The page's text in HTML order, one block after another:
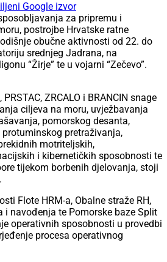
Google izvor
za pripremu i
postrojbe Hrvatske ratne
obučne aktivnosti od 22. do
srednjeg Jadrana, na
“Žirje” te u vojarni “Zečevo”.
ZRCALO i BRANCIN snage
ciljeva na moru, uvježbavanja
pomorskog desanta,
pretraživanja,
motriteljskih,
i kibernetičkih sposobnosti te
tijekom borbenih djelovanja, stoji
Flote HRM-a, Obalne straže RH,
i navođenja te Pomorske baze Split
operativnih sposobnosti u provedbi
procesa operativnog